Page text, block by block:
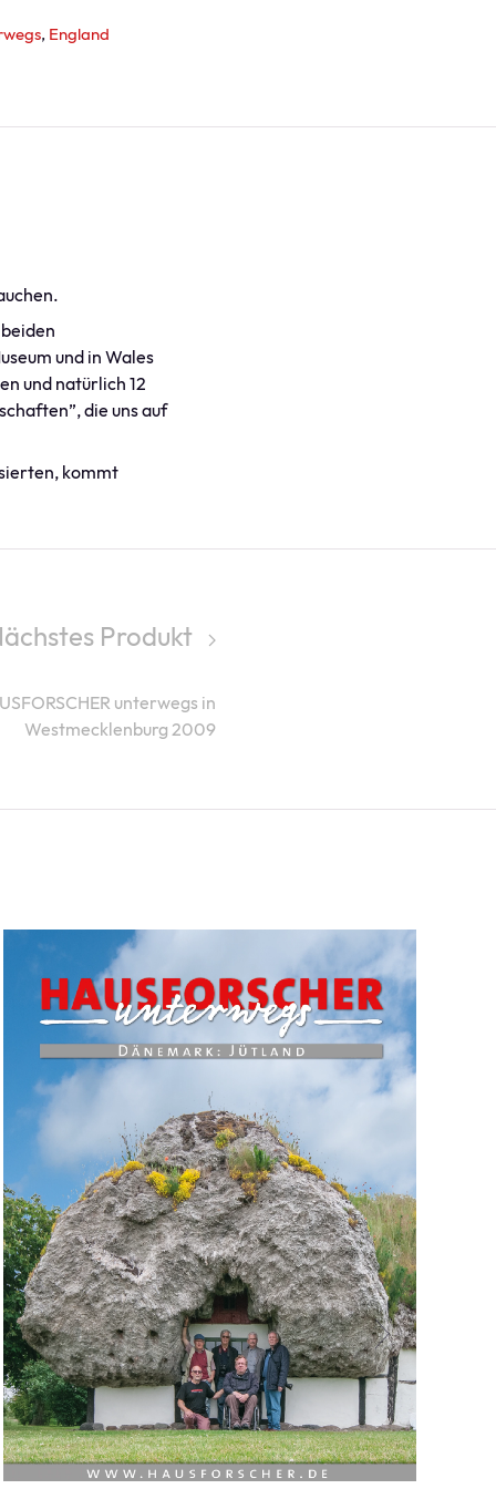
England
und in Wales
und natürlich 12
die uns auf
kommt
Produkt
unterwegs in
Westmecklenburg 2009